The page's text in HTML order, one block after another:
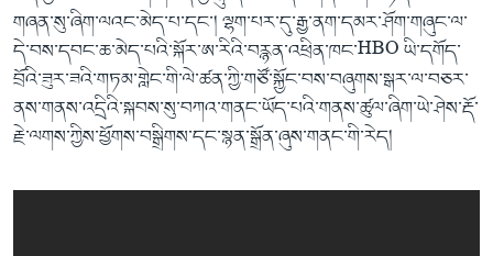
གཞན་སུ་ཞིག་ལའང་མེད་པ་དང་། ལྷག་པར་དུ་རྒྱ་ནག་དམར་ཤོག་གཞུང་ལ་
དེ་བས་དབང་ཆ་མེད་པའི་སྐོར་ཨ་རིའི་བརྙན་འཕྲིན་ཁང་HBO ཡི་དགོད་
བྲོའི་ཟུར་ཟའི་གཏམ་གླེང་གི་ལེ་ཚན་ཀྱི་གཙོ་སྐྱོང་བས་བཞུགས་སྒར་ལ་བཅར་
ནས་གནས་འདྲིའི་སྐབས་སུ་བཀའ་གནང་ཡོད་པའི་གནས་ཚུལ་ཞིག་ཡེ་ཤེས་རྡོ་
རྗེ་ལགས་ཀྱིས་ཕྱོགས་བསྒྲིགས་དང་སྙན་སྒྲོན་ཞུས་གནང་གི་རེད།